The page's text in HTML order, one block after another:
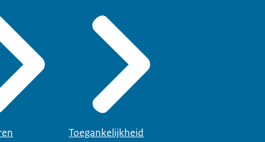
Toegankelijkheid